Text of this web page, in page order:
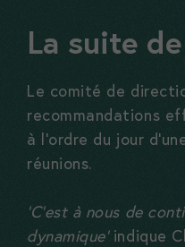
La suite
Le comité de
recommandations
à l’ordre du jour
réunions.
‘C’est à nous de
dynamique’ indique